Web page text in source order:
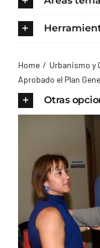
AYUNTAMIENTO
CONTACTO
Home
Urbanismo y
Aprobado el Plan
Otras